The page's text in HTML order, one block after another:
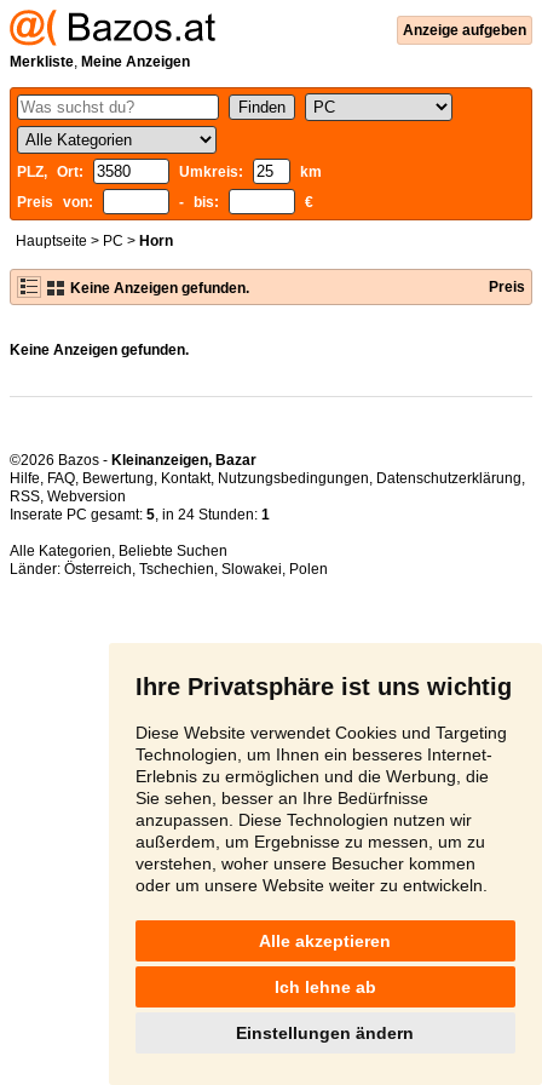
Ihre Privatsphäre ist uns wichtig
Diese Website verwendet Cookies und Targeting
Technologien, um Ihnen ein besseres Internet-
Erlebnis zu ermöglichen und die Werbung, die
Sie sehen, besser an Ihre Bedürfnisse
anzupassen. Diese Technologien nutzen wir
außerdem, um Ergebnisse zu messen, um zu
verstehen, woher unsere Besucher kommen
oder um unsere Website weiter zu entwickeln.
Alle akzeptieren
Ich lehne ab
Einstellungen ändern
Anzeige aufgeben
Merkliste, Meine Anzeigen
PLZ, Ort: Umkreis:
km
Preis von:
- bis: €
Hauptseite > PC > Horn
Keine Anzeigen gefunden. Preis
Keine Anzeigen gefunden.
©2026 Bazos - Kleinanzeigen, Bazar
Hilfe, FAQ, Bewertung, Kontakt, Nutzungsbedingungen, Datenschutzerklärung,
RSS,
Inserate PC gesamt: 5, in 24 Stunden: 1
Alle Kategorien, Beliebte Suchen
Länder: Österreich, Tschechien, Slowakei, Polen